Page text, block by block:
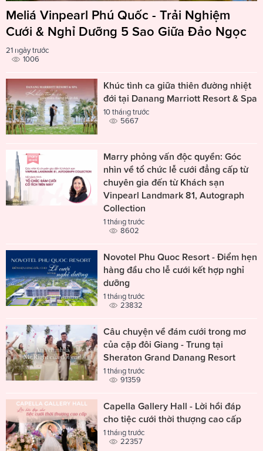
Meliá Vinpearl Phú Quốc - Trải Nghiệm
Cưới & Nghỉ Dưỡng 5 Sao Giữa Đảo Ngọc
21 ngày trước
1006
Khúc tình ca giữa thiên đường nhiệt
đới tại Danang Marriott Resort & Spa
10 tháng trước
5667
Marry phỏng vấn độc quyền: Góc
nhìn về tổ chức lễ cưới đẳng cấp từ
chuyên gia đến từ Khách sạn
Vinpearl Landmark 81, Autograph
Collection
1 tháng trước
8602
Novotel Phu Quoc Resort - Điểm hẹn
hàng đầu cho lễ cưới kết hợp nghỉ
dưỡng
1 tháng trước
23832
Câu chuyện về đám cưới trong mơ
của cặp đôi Giang - Trung tại
Sheraton Grand Danang Resort
1 tháng trước
91359
Capella Gallery Hall - Lời hồi đáp
cho tiệc cưới thời thượng cao cấp
1 tháng trước
22357